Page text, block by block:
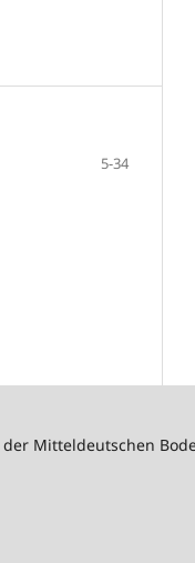
5-34
Mitteldeutschen